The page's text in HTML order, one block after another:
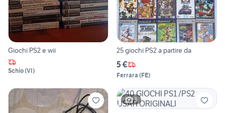
Giochi PS2 e wii
Schio(VI)
25 giochi PS2 a partire da
5 €
Ferrara (FE)
3